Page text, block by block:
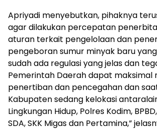
Apriyadi menyebutkan, pihaknya
agar dilakukan percepatan
aturan terkait pengelolaan dan
pengeboran sumur minyak baru yang
sudah ada regulasi yang jelas dan
Pemerintah Daerah dapat maksimal
penertiban dan pencegahan dan
Kabupaten sedang kelokasi
Lingkungan Hidup, Polres Kodim,
SDA, SKK Migas dan Pertamina,”